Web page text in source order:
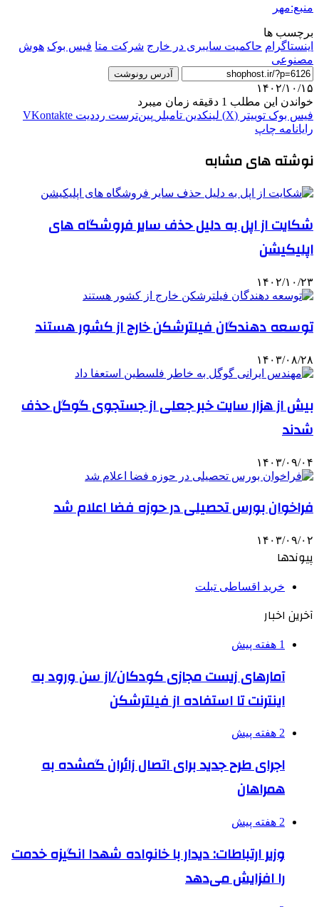
منبع:مهر
برچسب ها
اینستاگرام حاکمیت سایبری در خارج شرکت متا فیس بوک هوش
مصنوعی
آدرس رونوشت
۱۴۰۲/۱۰/۱۵
خواندن این مطلب 1 دقیقه زمان میبرد
فیس بوک توییتر (X) لینکدین ‫تامبلر ‫پین‌ترست ‫رددیت ‫VKontakte
رایانامه چاپ
نوشته های مشابه
شکایت از اپل به دلیل حذف سایر فروشگاه های
اپلیکیشن
۱۴۰۲/۱۰/۲۳
توسعه دهندگان فیلترشکن خارج از کشور هستند
۱۴۰۳/۰۸/۲۸
بیش از هزار سایت خبر جعلی از جستجوی گوگل حذف
شدند
۱۴۰۳/۰۹/۰۴
فراخوان بورس‌ تحصیلی در حوزه فضا اعلام شد
۱۴۰۳/۰۹/۰۲
پیوندها
خرید اقساطی تبلت
آخرین اخبار
1 هفته پیش
آمارهای زیست مجازی کودکان/از سن ورود به
اینترنت تا استفاده از فیلترشکن
2 هفته پیش
اجرای طرح جدید برای اتصال زائران گمشده به
همراهان
2 هفته پیش
وزیر ارتباطات: دیدار با خانواده شهدا انگیزه خدمت
را افزایش می‌دهد